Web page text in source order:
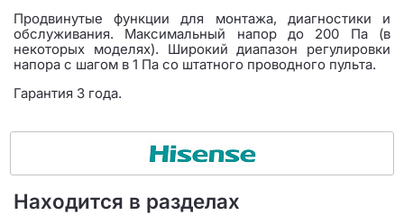
Продвинутые функции для монтажа, диагностики и
обслуживания. Максимальный напор до 200 Па (в
некоторых моделях). Широкий диапазон регулировки
напора с шагом в 1 Па со штатного проводного пульта.
Гарантия 3 года.
Находится в разделах